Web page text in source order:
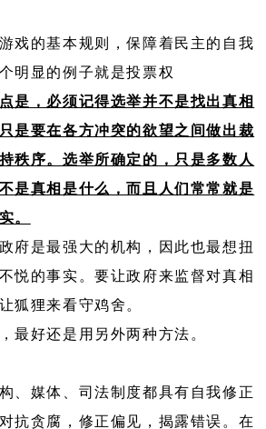
戏的基本规则，保障着民主的自我
明显的例子就是投票权
是，必须记得选举并不是找出真相
是要在各方冲突的欲望之间做出裁
秩序。选举所确定的，只是多数人
是真相是什么，而且人们常常就是
。
府是最强大的机构，因此也最想扭
悦的事实。要让政府来监督对真相
狐狸来看守鸡舍。
最好还是用另外两种方法。
、媒体、司法制度都具有自我修正
抗贪腐，修正偏见，揭露错误。在